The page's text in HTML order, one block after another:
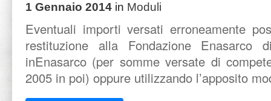
1 Gennaio 2014 in Moduli
Eventuali importi versati erroneamente
restituzione alla Fondazione Enasarco
inEnasarco (per somme versate di
2005 in poi) oppure utilizzando l’apposito